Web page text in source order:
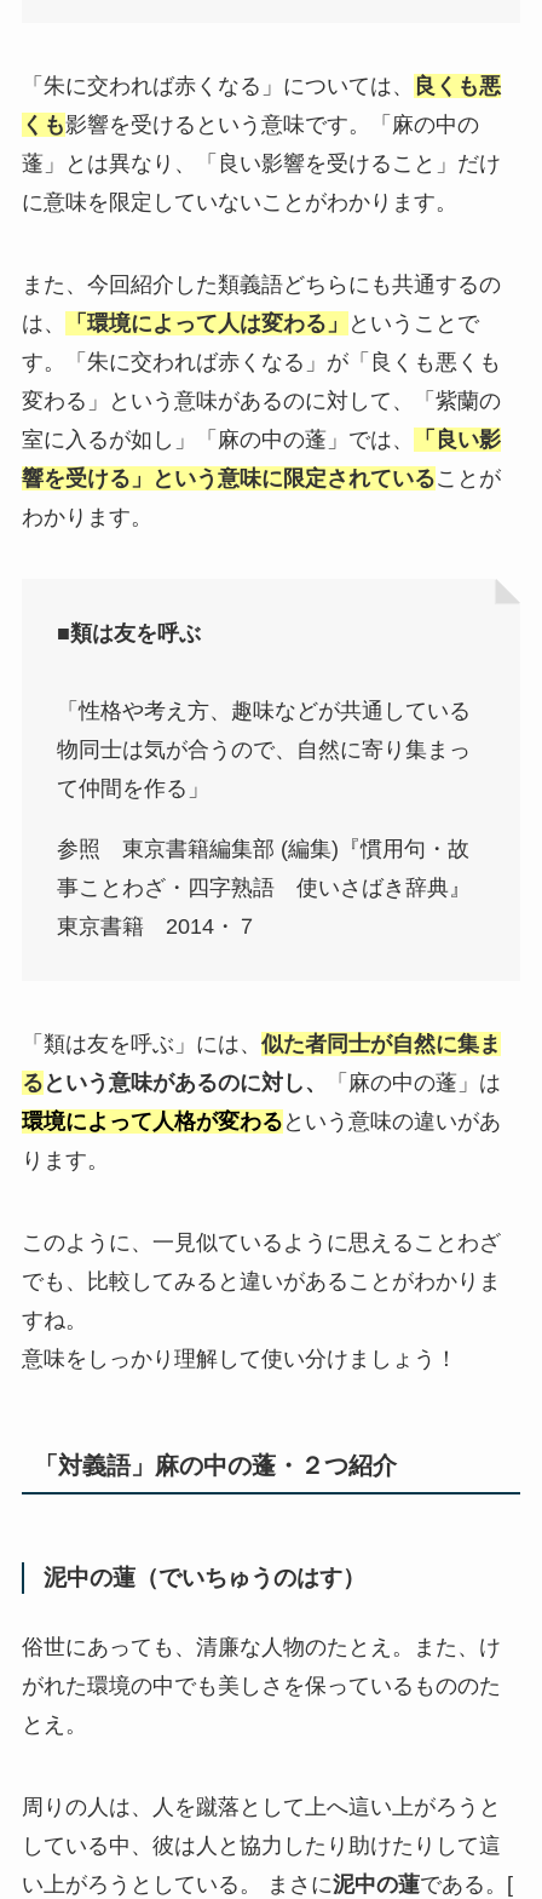
「朱に交われば赤くなる」については、
良くも悪
くも影響を受けるという意味です。「麻の中の
蓬」とは異なり、「良い影響を受けること」だけ
に意味を限定していないことがわかります。
また、今回紹介した類義語どちらにも共通するの
は、
「環境によって人は変わる」
ということで
す。「朱に交われば赤くなる」が「良くも悪くも
変わる」という意味があるのに対して、「紫蘭の
室に入るが如し」「麻の中の蓬」では、
「良い影
響を受ける」という意味に限定されていることが
わかります。
■類は友を呼ぶ
「性格や考え方、趣味などが共通している
物同士は気が合うので、自然に寄り集まっ
て仲間を作る」
参照 東京書籍編集部 (編集)『慣用句・故
事ことわざ・四字熟語 使いさばき辞典』
東京書籍 2014・７
「類は友を呼ぶ」には、 似た者同士が自然に集ま
る という意味があるのに対し、
「麻の中の蓬」は
環境によって人格が変わる という意味の違いがあ
ります。
このように、一見似ているように思えることわざ
でも、比較してみると違いがあることがわかりま
すね。
意味をしっかり理解して使い分けましょう！
「対義語」麻の中の蓬・２つ紹介
泥中の蓮（でいちゅうのはす）
俗世にあっても、清廉な人物のたとえ。また、け
がれた環境の中でも美しさを保っているもののた
とえ。
周りの人は、人を蹴落として上へ這い上がろうと
している中、彼は人と協力したり助けたりして這
い上がろうとしている。 まさに泥中の蓮である。[